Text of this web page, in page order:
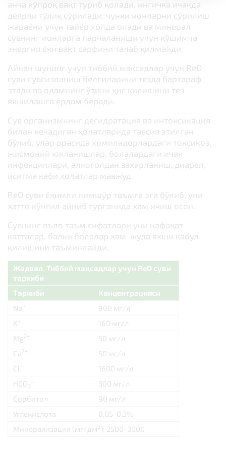
анча кўпроқ вақт туриб қолади, ингичка ичакда
деярли тўлиқ сўрилади, чунки ионларни сўрилиш
жараёни учун тайёр ҳолда олади ва минерал
сувнинг ионларга парчаланиши учун қўшимча
энергия ёки вақт сарфини талаб қилмайди.
Айнан шунинг учун тиббий мақсадлар учун ReO
суви сувсизланиш белгиларини тезда бартараф
этади ва одамнинг ўзини ҳис қилишини тез
яхшилашга ёрдам беради.
Сув организмнинг дегидратация ва интоксикация
билан кечадиган ҳолатларида тавсия этилган
бўлиб, улар орасида ҳомиладорлардаги токсикоз,
жисмоний юкланишлар, болалардаги ичак
инфекциялари, алкоголдан заҳарланиш, диарея,
иситма каби ҳолатлар мавжуд.
ReO суви ёқимли нимшўр таъмга эга бўлиб, уни
ҳатто кўнгил айниб турганида ҳам ичиш осон.
Сувнинг аъло таъм сифатлари уни нафақат
катталар, балки болалар ҳам жуда яхши қабул
қилишини таъминлайди.
Жадвал. Тиббий мақсадлар учун ReO суви
таркиби
Таркиби
Концентрацияси
Na +
900 мг/л
K +
160 мг/л
Mg 2+
50 мг/л
Ca 2+
50 мг/л
Cl
1600 мг/л
HCO 3
300 мг/л
Сорбитол
90 мг/л
Углекислота
0,05-0,3%
Минерализация (мг/дм 3 ): 2500-3000